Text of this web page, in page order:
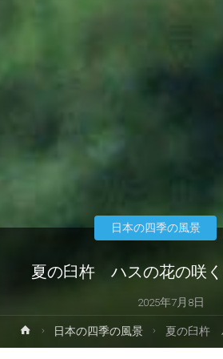
夏の臼杵 ハスの花の咲
2025年7月8日
日本の四季の風景
ホ
ー
日本の四季の風景 夏の臼杵